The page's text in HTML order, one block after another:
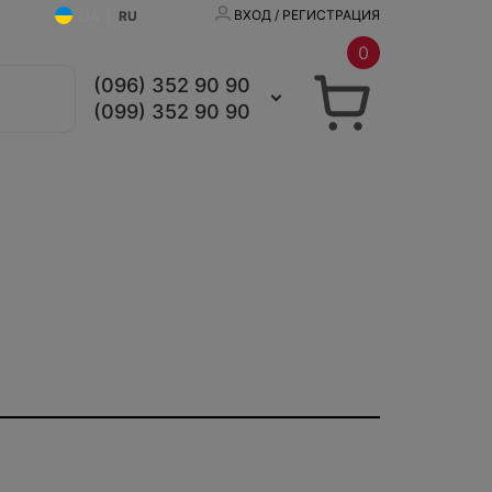
RU ВХОД / РЕГИСТРАЦИЯ
(096) 352 90 90
(099) 352 90 90
0